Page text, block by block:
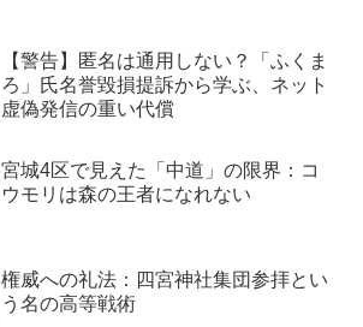
【警告】匿名は通用しない？「ふくま
ろ」氏名誉毀損提訴から学ぶ、ネット
虚偽発信の重い代償
宮城4区で見えた「中道」の限界：コ
ウモリは森の王者になれない
権威への礼法：四宮神社集団参拝とい
う名の高等戦術